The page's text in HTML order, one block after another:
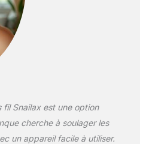
et apaisante.
massage】 L'appareil
le cou Snailax offre
réglables et 3
roulement, vous
entièrement
Que vous
vous pouvez
en fonction
besoins pour une
fil Snailax est une option
cherche à soulager les
un appareil facile à utiliser.